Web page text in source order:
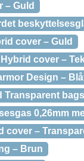
– Guld
cover – Guld
cover –
Design –
Transparent
0,26mm
cover –
– Brun